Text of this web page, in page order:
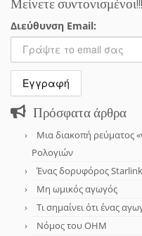
Διεύθυνση Email:
Πρόσφατα άρθρα
Μια διακοπή ρεύματος
Ρολογιών
Ένας δορυφόρος Starlink
Μη ωμικός αγωγός
Τι σημαίνει ότι ένας
Νόμος του OHM